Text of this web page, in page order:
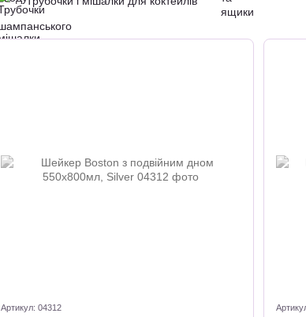
Артикул: 04312